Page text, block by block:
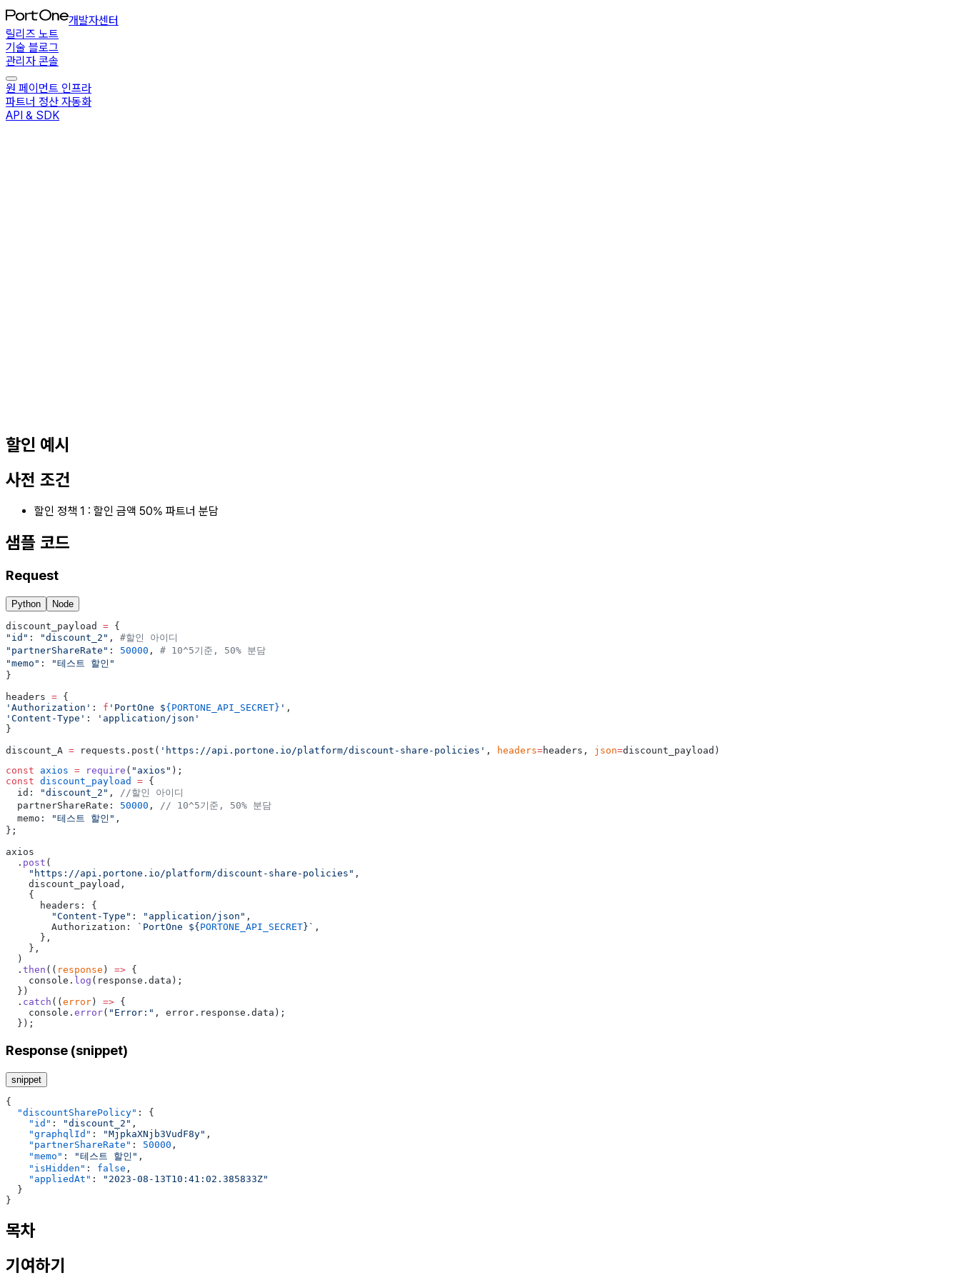
개발자센터
릴리즈 노트
기술 블로그
관리자 콘솔
원 페이먼트 인프라
파트너 정산 자동화
API & SDK
할인 예시
사전 조건
할인 정책 1 : 할인 금액 50% 파트너 분담
샘플 코드
Request
Python Node
discount_payload = {
"id" : "discount_2" , #할인 아이디
"partnerShareRate" : 50000 , # 10^5기준, 50% 분담
"memo" :
"테스트 할인"
}
headers = {
'Authorization' : f 'PortOne ${PORTONE_API_SECRET} ' ,
'Content-Type' :
'application/json'
}
discount_A = requests.post( 'https://api.portone.io/platform/discount-share-policies' , headers=headers, json=discount_payload)
const axios = require ( "axios" );
const discount_payload = {
  id:
"discount_2" , //할인 아이디
  partnerShareRate:
50000 , // 10^5기준, 50% 분담
  memo:
"테스트 할인" ,
};
axios
  .
post (
    "https://api.portone.io/platform/discount-share-policies"
,
    discount_payload,
    {
      headers: {
        "Content-Type"
: "application/json" ,
        Authorization:
`PortOne ${ PORTONE_API_SECRET}` ,
      },
    },
  )
  .
then (( response ) => {
    console.
log (response.data);
  })
  .
catch (( error ) => {
    console.
error( "Error:" , error.response.data);
  });
Response (snippet)
snippet
{
  "discountSharePolicy"
: {
    "id"
: "discount_2" ,
    "graphqlId"
: "MjpkaXNjb3VudF8y" ,
    "partnerShareRate"
: 50000 ,
    "memo"
: "테스트 할인" ,
    "isHidden"
: false ,
    "appliedAt"
:
"2023-08-13T10:41:02.385833Z"
  }
}
목차
기여하기